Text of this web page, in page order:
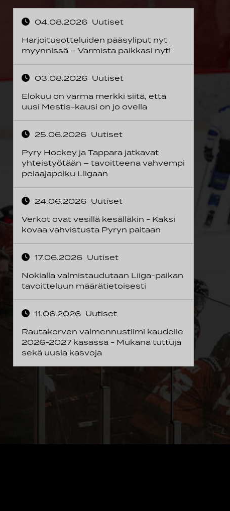
04.08.2026 Uutiset
Harjoitusotteluiden pääsyliput nyt
myynnissä – Varmista paikkasi nyt!
03.08.2026 Uutiset
Elokuu on varma merkki siitä, että
uusi Mestis-kausi on jo ovella
25.06.2026 Uutiset
Pyry Hockey ja Tappara jatkavat
yhteistyötään – tavoitteena vahvempi
pelaajapolku Liigaan
24.06.2026 Uutiset
Verkot ovat vesillä kesälläkin - Kaksi
kovaa vahvistusta Pyryn paitaan
17.06.2026 Uutiset
Nokialla valmistaudutaan Liiga-paikan
tavoitteluun määrätietoisesti
11.06.2026 Uutiset
Rautakorven valmennustiimi kaudelle
2026-2027 kasassa - Mukana tuttuja
sekä uusia kasvoja